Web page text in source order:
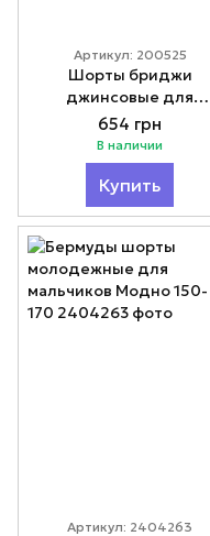
Артикул: 200525
Шорты бриджи
джинсовые для
мальчика подростка
Бэмберджи 140-160
654 грн
В наличии
Купить
Артикул: 2404263